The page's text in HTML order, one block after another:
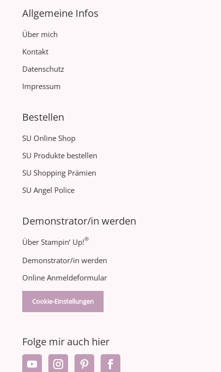
Allgemeine Infos
Über mich
Kontakt
Datenschutz
Impressum
Bestellen
SU Online Shop
SU Produkte bestellen
SU Shopping Prämien
SU Angel Police
Demonstrator/in werden
Über Stampin‘ Up!®
Demonstrator/in werden
Online Anmeldeformular
Cookie-Einstellungen
Folge mir auch hier